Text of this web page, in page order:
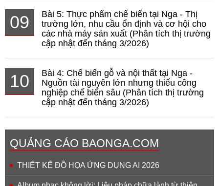
09
Bài 5: Thực phẩm chế biến tại Nga - Thị
trường lớn, nhu cầu ổn định và cơ hội cho
các nhà máy sản xuất (Phân tích thị trường
cập nhật đến tháng 3/2026)
10
Bài 4: Chế biến gỗ và nội thất tại Nga -
Nguồn tài nguyên lớn nhưng thiếu công
nghiệp chế biến sâu (Phân tích thị trường
cập nhật đến tháng 3/2026)
QUẢNG CÁO BAONGA.COM
THIẾT KẾ ĐỒ HỌA ỨNG DỤNG AI 2026